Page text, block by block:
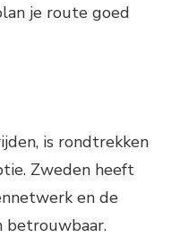
je route goed
is rondtrekken
Zweden heeft
en de
betrouwbaar.